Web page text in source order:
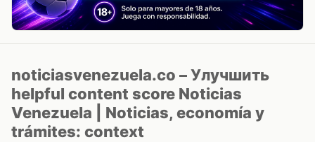
noticiasvenezuela.co – Улучшить
helpful content score Noticias
Venezuela | Noticias, economía y
trámites: context